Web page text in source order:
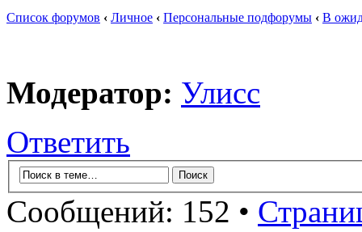
Список форумов ‹ Личное ‹ Персональные подфорумы ‹ В
Модератор: Улисс
Ответить
Сообщений: 152 •